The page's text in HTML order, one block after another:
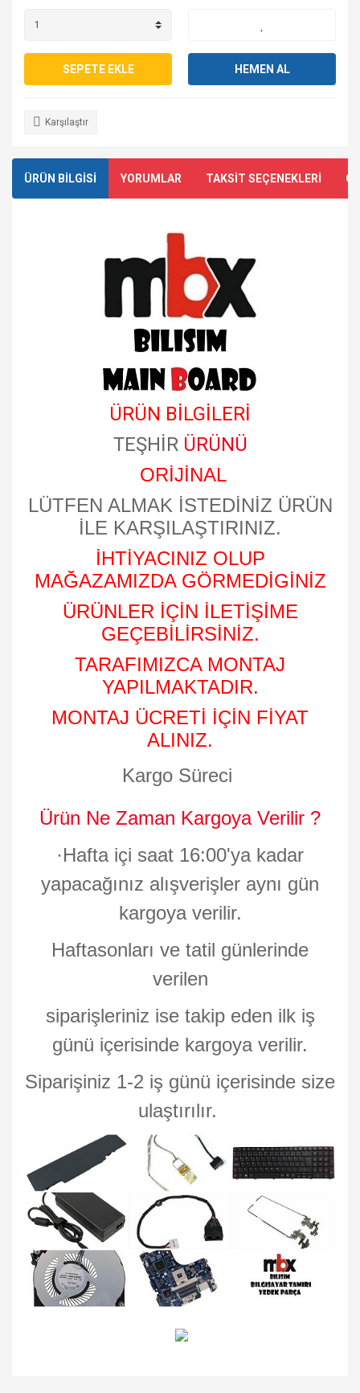
SEPETE EKLE HEMEN AL
Karşılaştır
ÜRÜN BİLGİSİ YORUMLAR TAKSİT SEÇENEKLERİ
ÜRÜN BİLGİLERİ
TEŞHİR ÜRÜNÜ
ORİJİNAL
LÜTFEN ALMAK İSTEDİNİZ ÜRÜN
İLE KARŞILAŞTIRINIZ.
İHTİYACINIZ OLUP
MAĞAZAMIZDA GÖRMEDİGİNİZ
ÜRÜNLER İÇİN İLETİŞİME
GEÇEBİLİRSİNİZ.
TARAFIMIZCA MONTAJ
YAPILMAKTADIR.
MONTAJ ÜCRETİ İÇİN FİYAT
ALINIZ.
Kargo Süreci
Ürün Ne Zaman Kargoya Verilir ?
·Hafta içi saat 16:00'ya kadar
yapacağınız alışverişler aynı gün
kargoya verilir.
Haftasonları ve tatil günlerinde
verilen
siparişleriniz ise takip eden ilk iş
günü içerisinde kargoya verilir.
Siparişiniz 1-2 iş günü içerisinde size
ulaştırılır.